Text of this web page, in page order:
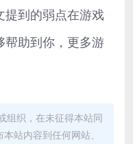
到的弱点在游戏
帮助到你，更多游
组织，在未征得本站同
站内容到任何网站、